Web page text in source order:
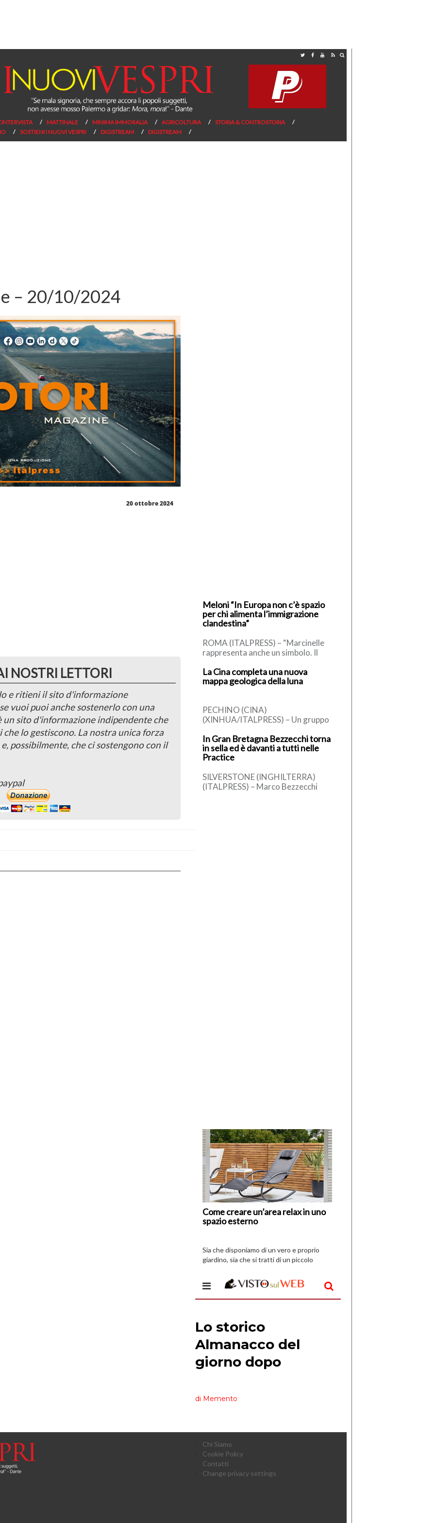
MATTINALE MINIMA IMMORALIA AGRICOLTURA
STORIA & CONTROSTORIA
SOSTIENI I NUOVI VESPRI DIGISTREAM DIGISTREAM
– 20/10/2024
20 ottobre 2024
NOSTRI LETTORI
e ritieni il sito d'informazione
vuoi puoi anche sostenerlo con una
sito d'informazione indipendente che
lo gestiscono. La nostra unica forza
possibilmente, che ci sostengono con il
Meloni “In Europa non c’è spazio
per chi alimenta l’immigrazione
clandestina”
ROMA (ITALPRESS) – “Marcinelle
rappresenta anche un simbolo. Il
contributo che decine di milioni di
italiani hanno […]
La Cina completa una nuova
mappa geologica della luna
PECHINO (CINA)
(XINHUA/ITALPRESS) – Un gruppo
carta geologica aggiornata
dell’intera Luna in scala […]
In Gran Bretagna Bezzecchi torna
in sella ed è davanti a tutti nelle
Practice
SILVERSTONE (INGHILTERRA)
(ITALPRESS) – Marco Bezzecchi
Come creare un’area relax in uno
spazio esterno
di
I
Vespri
Sia che disponiamo di un vero e proprio
giardino, sia che si tratti di un piccolo
Chi Siamo
Cookie Policy
Contatti
Change privacy settings